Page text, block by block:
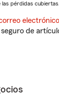
pérdidas cubiertas.
de